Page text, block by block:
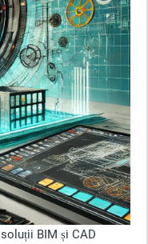
BIM și CAD